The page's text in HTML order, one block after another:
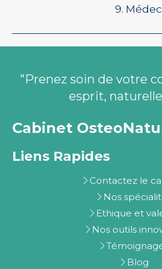
9.
Cabinet
"Prenez soin de votre
esprit,
Liens Rapides
Contactez le
Nos
Ethique et
Nos outils
Blog